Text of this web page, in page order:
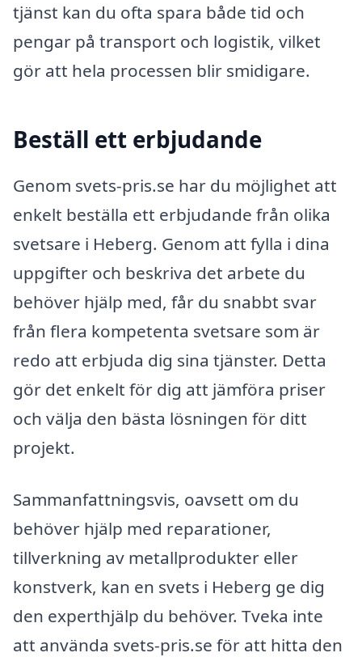
tjänst kan du ofta spara både tid och
pengar på transport och logistik, vilket
gör att hela processen blir smidigare.
Beställ ett erbjudande
Genom svets-pris.se har du möjlighet att
enkelt beställa ett erbjudande från olika
svetsare i Heberg. Genom att fylla i dina
uppgifter och beskriva det arbete du
behöver hjälp med, får du snabbt svar
från flera kompetenta svetsare som är
redo att erbjuda dig sina tjänster. Detta
gör det enkelt för dig att jämföra priser
och välja den bästa lösningen för ditt
projekt.
Sammanfattningsvis, oavsett om du
behöver hjälp med reparationer,
tillverkning av metallprodukter eller
konstverk, kan en svets i Heberg ge dig
den experthjälp du behöver. Tveka inte
att använda svets-pris.se för att hitta den